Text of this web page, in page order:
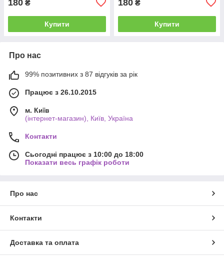
180 ₴
Купити
180 ₴
Купити
Про нас
99% позитивних з 87 відгуків за рік
Працює з 26.10.2015
м. Київ
(інтернет-магазин), Київ, Україна
Контакти
Сьогодні працює з 10:00 до 18:00
Показати весь графік роботи
Про нас
Контакти
Доставка та оплата